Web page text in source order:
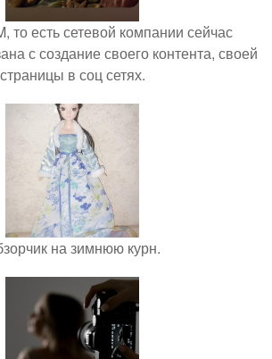
то есть сетевой компании сейчас
с создание своего контента, своей
страницы в соц сетях.
на зимнюю курн.